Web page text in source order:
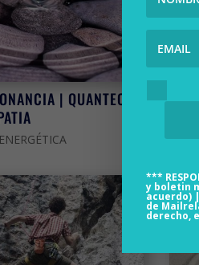
| QUANTEC-
Area
***
y boletin
acuerdo)
de
derecho,